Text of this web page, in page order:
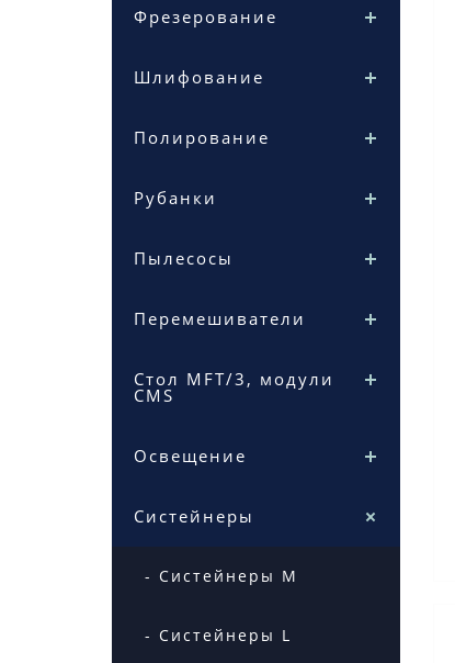
Фрезерование
Шлифование
Полирование
Рубанки
Пылесосы
Перемешиватели
Стол MFT/3, модули
CMS
Освещение
Систейнеры
- Систейнеры М
- Систейнеры L